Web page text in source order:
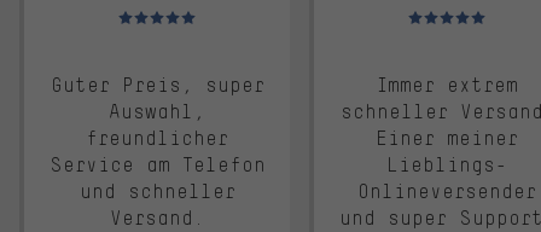
Bewertungen: 5 von 5
Guter Preis, super
Auswahl,
freundlicher
Service am Telefon
und schneller
Versand.
Bewertungen: 5 von 5
Immer extrem
schneller
Einer meiner
Lieblings-
Onlineversender
und super